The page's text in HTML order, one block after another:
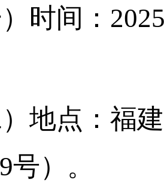
时间：
）地点：福
）。